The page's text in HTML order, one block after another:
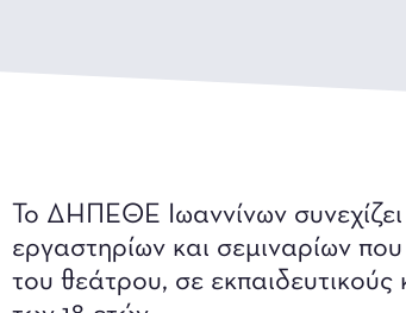
Το ΔΗΠΕΘΕ Ιωαννίνων
εργαστηρίων και σεμιναρίων
του θεάτρου, σε